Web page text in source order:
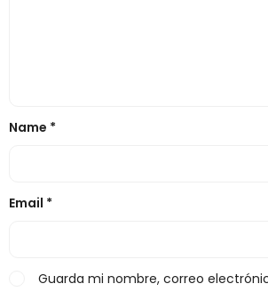
Name *
Email *
Guarda mi nombre, correo